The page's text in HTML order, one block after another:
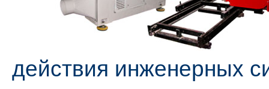
действия инженерных